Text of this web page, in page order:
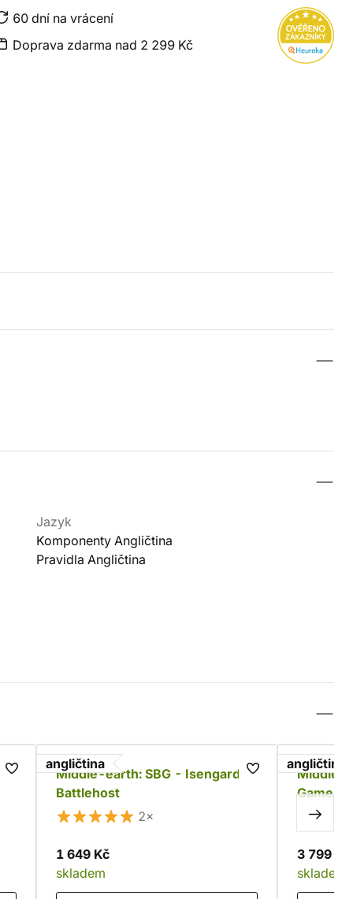
60 dní na vrácení
Doprava zdarma nad 2 299 Kč
Jazyk
Komponenty Angličtina
Pravidla Angličtina
angličtina
Middle-earth: SBG - Isengard
Battlehost
2×
1 649 Kč
skladem
angličtina
Middle-
Game -
Battle
3 799 Kč
skladem